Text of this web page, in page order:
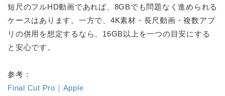
短尺のフルHD動画であれば、8GBでも問題なく進められる
ケースはあります。一方で、4K素材・長尺動画・複数アプ
リの併用を想定するなら、16GB以上を一つの目安にする
と安心です。
参考：
Final Cut Pro｜Apple